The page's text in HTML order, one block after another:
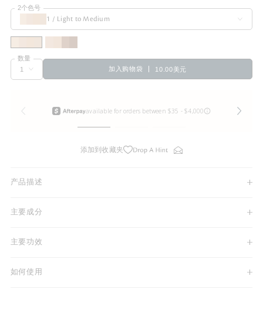
2个色号
1 / Light to Medium
数量
加入购物袋
10.00美元
添加到收藏夹
产品描述
主要成分
主要功效
如何使用